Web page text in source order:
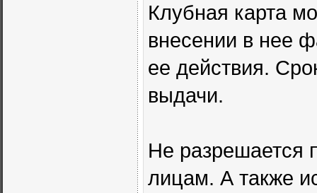
Клубная карта
внесении в нее
ее действия.
выдачи.
Не разрешается
лицам. А также